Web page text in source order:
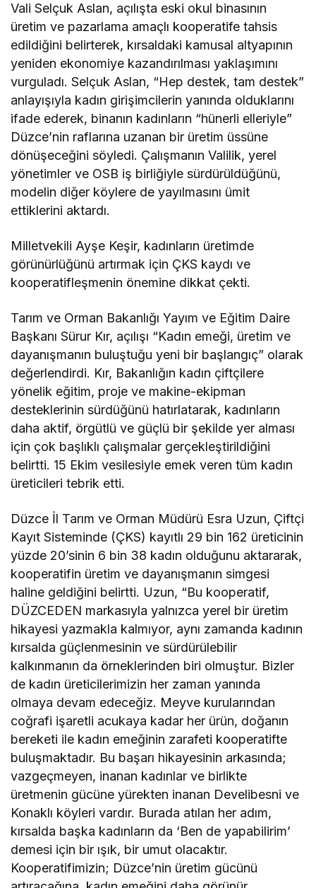
Vali Selçuk Aslan, açılışta eski okul binasının
üretim ve pazarlama amaçlı kooperatife tahsis
edildiğini belirterek, kırsaldaki kamusal altyapının
yeniden ekonomiye kazandırılması yaklaşımını
vurguladı. Selçuk Aslan, “Hep destek, tam destek”
anlayışıyla kadın girişimcilerin yanında olduklarını
ifade ederek, binanın kadınların “hünerli elleriyle”
Düzce’nin raflarına uzanan bir üretim üssüne
dönüşeceğini söyledi. Çalışmanın Valilik, yerel
yönetimler ve OSB iş birliğiyle sürdürüldüğünü,
modelin diğer köylere de yayılmasını ümit
ettiklerini aktardı.
Milletvekili Ayşe Keşir, kadınların üretimde
görünürlüğünü artırmak için ÇKS kaydı ve
kooperatifleşmenin önemine dikkat çekti.
Tarım ve Orman Bakanlığı Yayım ve Eğitim Daire
Başkanı Sürur Kır, açılışı “Kadın emeği, üretim ve
dayanışmanın buluştuğu yeni bir başlangıç” olarak
değerlendirdi. Kır, Bakanlığın kadın çiftçilere
yönelik eğitim, proje ve makine-ekipman
desteklerinin sürdüğünü hatırlatarak, kadınların
daha aktif, örgütlü ve güçlü bir şekilde yer alması
için çok başlıklı çalışmalar gerçekleştirildiğini
belirtti. 15 Ekim vesilesiyle emek veren tüm kadın
üreticileri tebrik etti.
Düzce İl Tarım ve Orman Müdürü Esra Uzun, Çiftçi
Kayıt Sisteminde (ÇKS) kayıtlı 29 bin 162 üreticinin
yüzde 20’sinin 6 bin 38 kadın olduğunu aktararak,
kooperatifin üretim ve dayanışmanın simgesi
haline geldiğini belirtti. Uzun, “Bu kooperatif,
DÜZCEDEN markasıyla yalnızca yerel bir üretim
hikayesi yazmakla kalmıyor, aynı zamanda kadının
kırsalda güçlenmesinin ve sürdürülebilir
kalkınmanın da örneklerinden biri olmuştur. Bizler
de kadın üreticilerimizin her zaman yanında
olmaya devam edeceğiz. Meyve kurularından
coğrafi işaretli acukaya kadar her ürün, doğanın
bereketi ile kadın emeğinin zarafeti kooperatifte
buluşmaktadır. Bu başarı hikayesinin arkasında;
vazgeçmeyen, inanan kadınlar ve birlikte
üretmenin gücüne yürekten inanan Develibesni ve
Konaklı köyleri vardır. Burada atılan her adım,
kırsalda başka kadınların da ‘Ben de yapabilirim’
demesi için bir ışık, bir umut olacaktır.
Kooperatifimizin; Düzce’nin üretim gücünü